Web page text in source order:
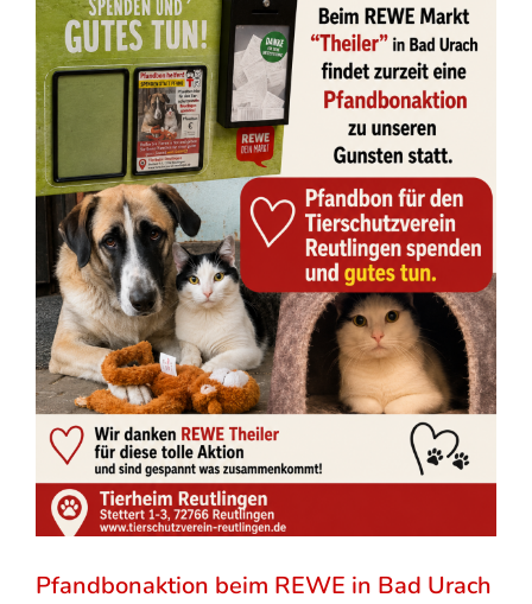
Pfandbonaktion beim REWE in Bad Urach